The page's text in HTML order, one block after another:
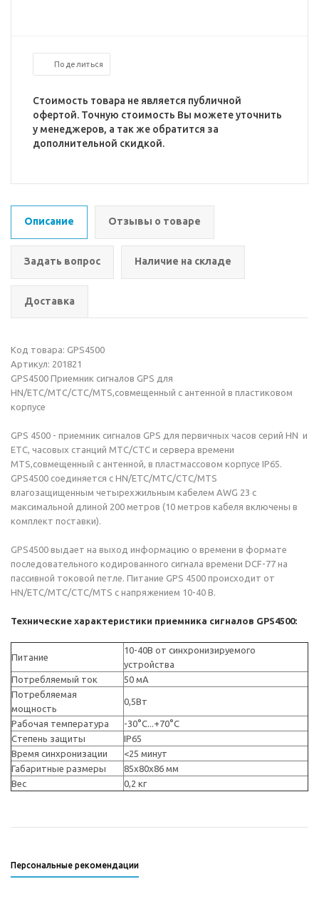
Поделиться
Стоимость товара не является публичной
офертой. Точную стоимость Вы можете уточнить
у менеджеров, а так же обратится за
дополнительной скидкой.
Описание Отзывы о товаре
Задать вопрос Наличие на складе
Доставка
Код товара: GPS4500
Артикул: 201821
GPS4500 Приемник сигналов GPS для
HN/ETC/MTC/CTC/MTS,совмещенный с антенной в пластиковом
корпусе
GPS 4500 - приемник сигналов GPS для первичных часов серий HN и
ETC, часовых станций MTC/CTC и сервера времени
MTS,совмещенный с антенной, в пластмассовом корпусе IP65.
GPS4500 соединяется с HN/ETC/MTC/CTC/MTS
влагозащищенным четырехжильным кабелем AWG 23 с
максимальной длиной 200 метров (10 метров кабеля включены в
комплект поставки).
GPS4500 выдает на выход информацию о времени в формате
последовательного кодированного сигнала времени DCF-77 на
пассивной токовой петле. Питание GPS 4500 происходит от
HN/ETC/MTC/CTC/MTS с напряжением 10-40 В.
Технические характеристики приемника сигналов GPS4500:
Питание
10-40В от синхронизируемого
устройства
Потребляемый ток
50 мА
Потребляемая
мощность
0,5Вт
Рабочая температура
-30°C...+70°C
Степень защиты
IP65
Время синхронизации
<25 минут
Габаритные размеры
85x80x86 мм
Вес
0,2 кг
Персональные рекомендации